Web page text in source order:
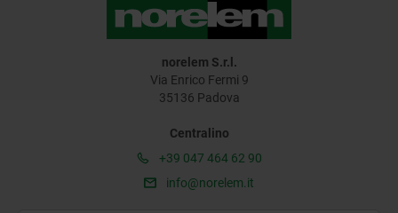
norelem S.r.l.
Via Enrico Fermi 9
35136 Padova
Centralino
+39 047 464 62 90
info@norelem.it